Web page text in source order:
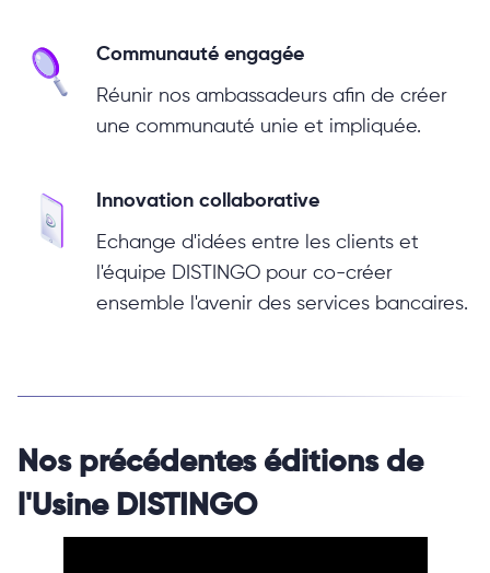
Communauté engagée
Réunir nos ambassadeurs afin de créer
une communauté unie et impliquée.
Innovation collaborative
Echange d'idées entre les clients et
l'équipe DISTINGO pour co-créer
ensemble l'avenir des services bancaires.
Nos précédentes éditions de
l'Usine DISTINGO